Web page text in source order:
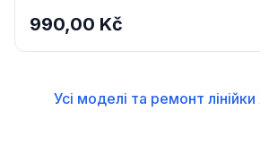
990,00 Kč
Усі моделі та ремонт